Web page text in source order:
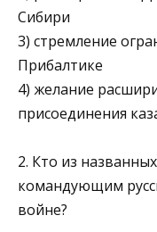
Сибири
3) стремление
Прибалтике
4) желание
присоединения
2. Кто из
командующим
войне?